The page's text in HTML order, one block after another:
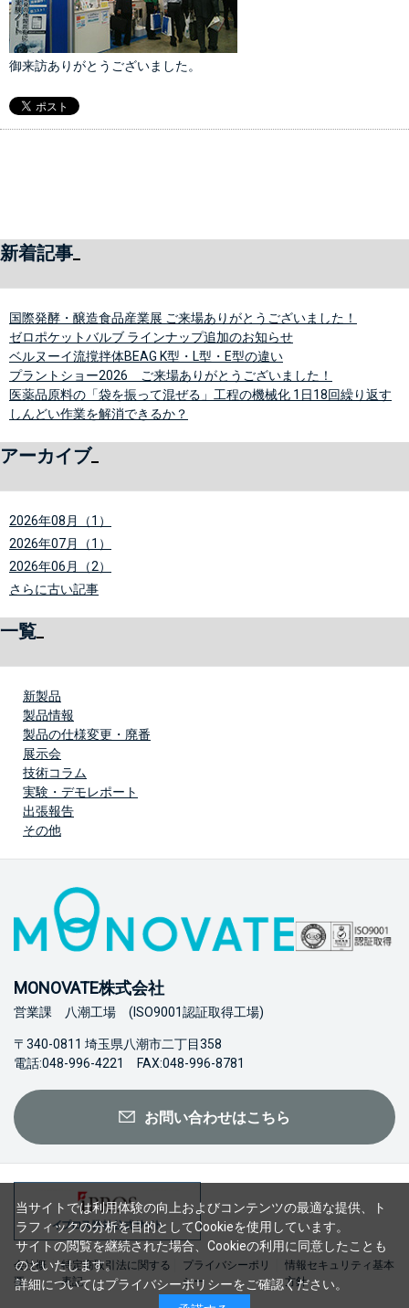
御来訪ありがとうございました。
新着記事
国際発酵・醸造食品産業展 ご来場ありがとうございました！
ゼロポケットバルブ ラインナップ追加のお知らせ
ベルヌーイ流撹拌体BEAG K型・L型・E型の違い
プラントショー2026 ご来場ありがとうございました！
医薬品原料の「袋を振って混ぜる」工程の機械化 1日18回繰り返す
しんどい作業を解消できるか？
アーカイブ
2026年08月（1）
2026年07月（1）
2026年06月（2）
さらに古い記事
一覧
新製品
製品情報
製品の仕様変更・廃番
展示会
技術コラム
実験・デモレポート
出張報告
その他
MONOVATE株式会社
営業課 八潮工場 (ISO9001認証取得工場)
〒340-0811 埼玉県八潮市二丁目358
電話:048-996-4221 FAX:048-996-8781
お問い合わせはこちら
会社概
要
特定商取引法に関する
表記
プライバシーポリ
シー
情報セキュリティ基本
方針
当サイトでは利用体験の向上およびコンテンツの最適な提供、ト
ラフィックの分析を目的としてCookieを使用しています。
サイトの閲覧を継続された場合、Cookieの利用に同意したことも
のといたします。
詳細についてはプライバシーポリシーをご確認ください。